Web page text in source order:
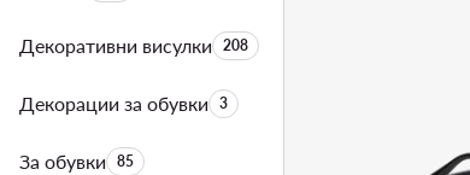
Декоративни висулкиБрой на продуктите:
208
Декорации за обувкиБрой на продуктите:
3
За обувкиБрой на продуктите:
85